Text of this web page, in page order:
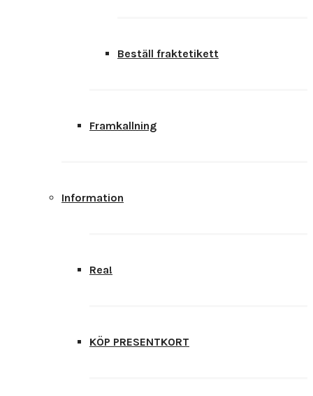
Beställ fraktetikett
Framkallning
Information
Rea!
KÖP PRESENTKORT